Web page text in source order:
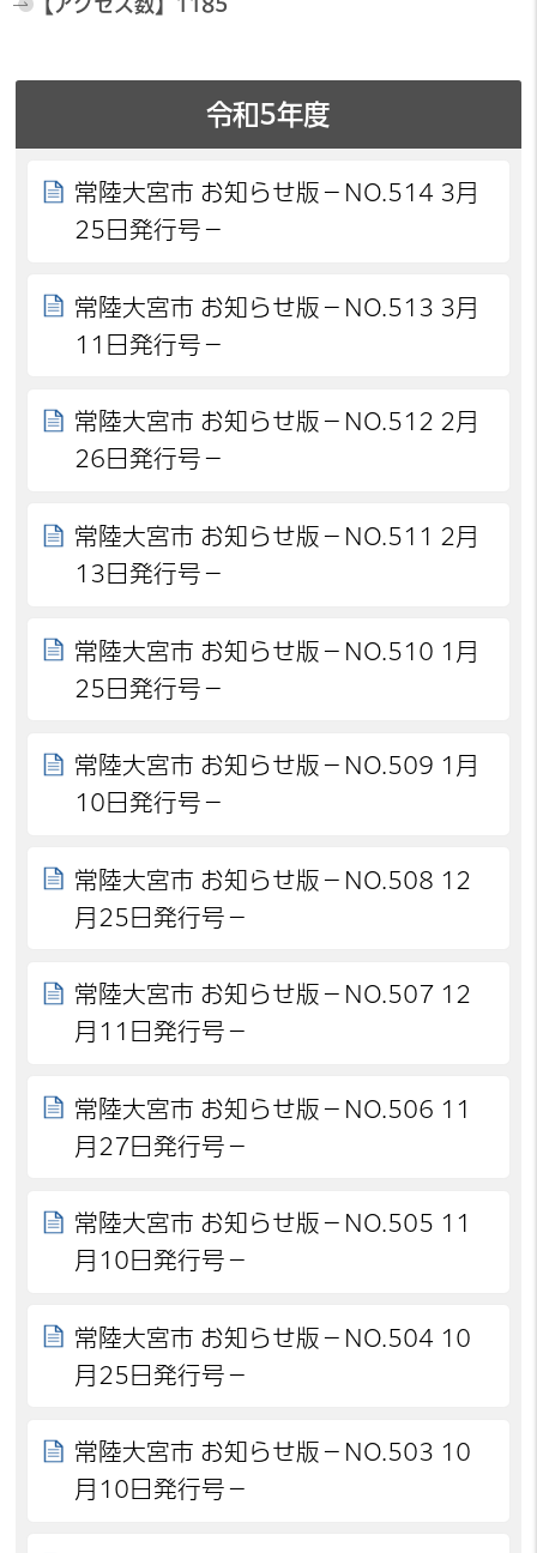
令和5年度
常陸大宮市 お知らせ版－NO.514 3月
25日発行号－
常陸大宮市 お知らせ版－NO.513 3月
11日発行号－
常陸大宮市 お知らせ版－NO.512 2月
26日発行号－
常陸大宮市 お知らせ版－NO.511 2月
13日発行号－
常陸大宮市 お知らせ版－NO.510 1月
25日発行号－
常陸大宮市 お知らせ版－NO.509 1月
10日発行号－
常陸大宮市 お知らせ版－NO.508 12
月25日発行号－
常陸大宮市 お知らせ版－NO.507 12
月11日発行号－
常陸大宮市 お知らせ版－NO.506 11
月27日発行号－
常陸大宮市 お知らせ版－NO.505 11
月10日発行号－
常陸大宮市 お知らせ版－NO.504 10
月25日発行号－
常陸大宮市 お知らせ版－NO.503 10
月10日発行号－